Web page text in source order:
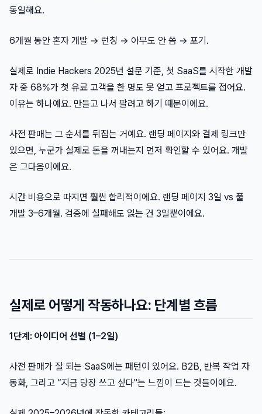
동일해요.
6개월 동안 혼자 개발 → 런칭 → 아무도 안 씀 → 포기.
실제로 Indie Hackers 2025년 설문 기준, 첫 SaaS를 시작한 개발
자 중 68%가 첫 유료 고객을 한 명도 못 얻고 프로젝트를 접어요.
이유는 하나예요. 만들고 나서 팔려고 하기 때문이에요.
사전 판매는 그 순서를 뒤집는 거예요. 랜딩 페이지와 결제 링크만
있으면, 누군가 실제로 돈을 꺼내는지 먼저 확인할 수 있어요. 개발
은 그다음이에요.
시간 비용으로 따지면 훨씬 합리적이에요. 랜딩 페이지 3일 vs 풀
개발 3–6개월. 검증에 실패해도 잃는 건 3일뿐이에요.
실제로 어떻게 작동하나요: 단계별 흐름
1단계: 아이디어 선별 (1–2일)
사전 판매가 잘 되는 SaaS에는 패턴이 있어요. B2B, 반복 작업 자
동화, 그리고 “지금 당장 쓰고 싶다"는 느낌이 드는 것들이에요.